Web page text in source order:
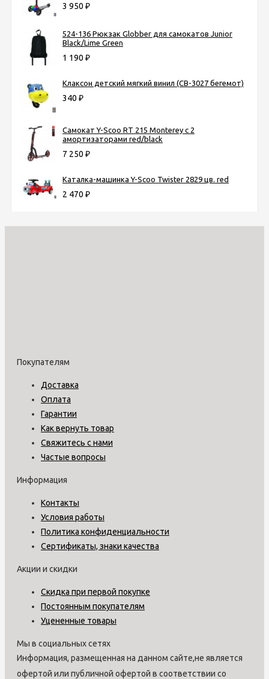
3 950 ₽
524-136 Рюкзак Globber для самокатов Junior
Black/Lime Green
1 190 ₽
Клаксон детский мягкий винил (СВ-3027 бегемот)
340 ₽
Самокат Y-Scoo RT 215 Monterey с 2
амортизаторами red/black
7 250 ₽
Каталка-машинка Y-Scoo Twister 2829 цв. red
2 470 ₽
Покупателям
Доставка
Оплата
Гарантии
Как вернуть товар
Свяжитесь с нами
Частые вопросы
Информация
Контакты
Условия работы
Политика конфиденциальности
Сертификаты, знаки качества
Акции и скидки
Скидка при первой покупке
Постоянным покупателям
Уцененные товары
Мы в социальных сетях
Информация, размещенная на данном сайте,не является
офертой или публичной офертой в соответствии со